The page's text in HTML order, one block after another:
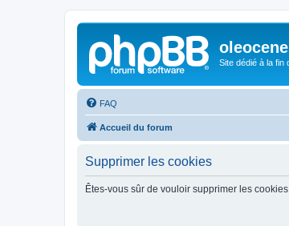
Site dédié à la fin
FAQ
Accueil du forum
Supprimer les cookies
Êtes-vous sûr de vouloir supprimer les